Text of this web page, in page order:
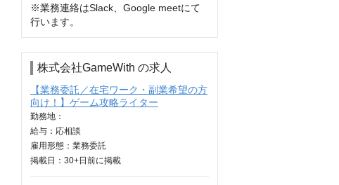
※業務連絡はSlack、Google meetにて
行います。
株式会社GameWith の求人
【業務委託／在宅ワーク・副業希望の方
向け！】ゲーム攻略ライター
勤務地：
給与： 応相談
雇用形態：業務委託
掲載日： 30+日 前に掲載